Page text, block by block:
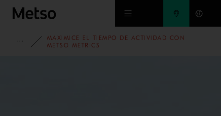
Ir al contenido principal
CAMPAÑAS
MAXIMICE EL TIEMPO DE ACTIVIDAD CON
METSO METRICS